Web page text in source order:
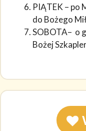
PIĄTEK – po
do Bożego
SOBOTA– o
Bożej